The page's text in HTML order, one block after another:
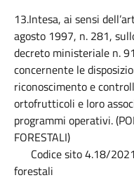
13.Intesa, ai sensi
agosto 1997, n. 281,
decreto ministeriale n.
concernente le
riconoscimento e
ortofrutticoli e loro
programmi operativi.
FORESTALI)
Codice sito 4.18/
forestali